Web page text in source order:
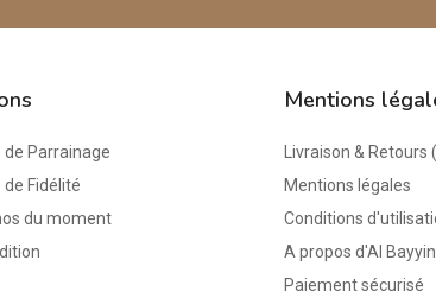
Parrainage
Fidélité
du moment
Mentions
Livraison &
Mentions légales
Conditions
A propos d'Al
Paiement sécurisé